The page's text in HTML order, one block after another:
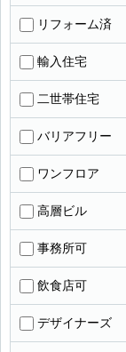
リフォーム済
輸入住宅
二世帯住宅
バリアフリー
ワンフロア
高層ビル
事務所可
飲食店可
デザイナーズ